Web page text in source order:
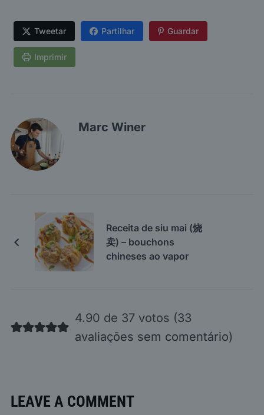
Tweetar Partilhar Guardar
Imprimir
Marc Winer
Receita de siu mai (烧
卖) – bouchons
chineses ao vapor
4.90 de 37 votos (33
avaliações sem comentário)
LEAVE A COMMENT